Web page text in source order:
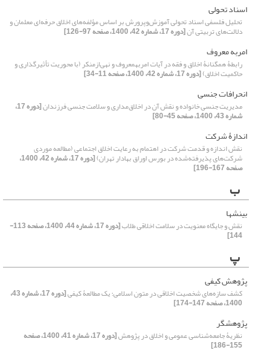
اسناد تحولی
تحلیل فلسفی اسناد تحولی آموزش‌وپرورش بر اساس مؤلفه‌های اخلاق حرفه‌ای معلمان و
دلالت‌های تربیتی آن[دوره 17، شماره 42، 1400، صفحه 97-126]
امربه معروف
رابطۀ همگنانۀ اخلاق و فقه در آیات امربهمعروف و نهی‌ازمنکر (با محوریت تأثیرگذاری و
حاکمیت اخلاق)[دوره 17، شماره 42، 1400، صفحه 11-34]
انحرافات جنسی
مدیریت جنسی خانواده و نقش آن در اخلاق‌مداری و سلامت جنسی فرزندان [دوره 17،
شماره 43، 1400، صفحه 45-80]
اندازۀ شرکت
نقش اندازه و قدمت شرکت در اهتمام به رعایت اخلاق اجتماعی (مطالعه موردی
شرکت‌های پذیرفته‌شده در بورس اوراق بهادار تهران) [دوره 17، شماره 42، 1400،
صفحه 167-196]
ب
بینش‏ها
نقش و جایگاه معنویت در سلامت اخلاقی طلاب [دوره 17، شماره 44، 1400، صفحه 113-
144]
پ
پژوهش کیفی
کشف سازه‌های شخصیت اخلاقی در متون اسلامی؛ یک مطالعۀ کیفی [دوره 17، شماره 43،
1400، صفحه 147-174]
پژوهشگر
نظریۀ جامعه‌شناسی عمومی و اخلاق در پژوهش [دوره 17، شماره 41، 1400، صفحه
155-186]